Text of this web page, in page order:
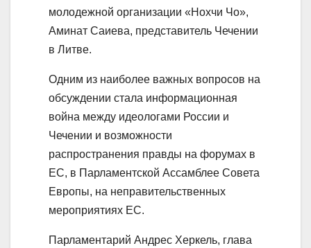
молодежной организации «Нохчи Чо»,
Аминат Саиева, представитель Чечении
в Литве.
Одним из наиболее важных вопросов на
обсуждении стала информационная
война между идеологами России и
Чечении и возможности
распространения правды на форумах в
ЕС, в Парламентской Ассамблее Совета
Европы, на неправительственных
мероприятиях ЕС.
Парламентарий Андрес Херкель, глава